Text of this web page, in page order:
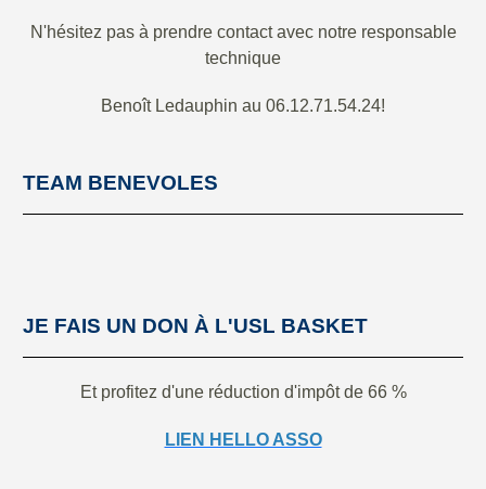
N'hésitez pas à prendre contact avec notre responsable
technique
Benoît Ledauphin au 06.12.71.54.24!
TEAM BENEVOLES
JE FAIS UN DON À L'USL BASKET
Et profitez d'une réduction d'impôt de 66 %
LIEN HELLO ASSO